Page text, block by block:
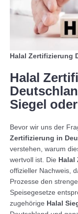
Halal Zertifizierung
Halal
Siegel
Bevor wir uns der
Zertifizierung in
verstehen, warum
wertvoll ist. Die Halal
offizieller Nachweis,
Prozesse den
Speisegesetze
zugehörige Halal